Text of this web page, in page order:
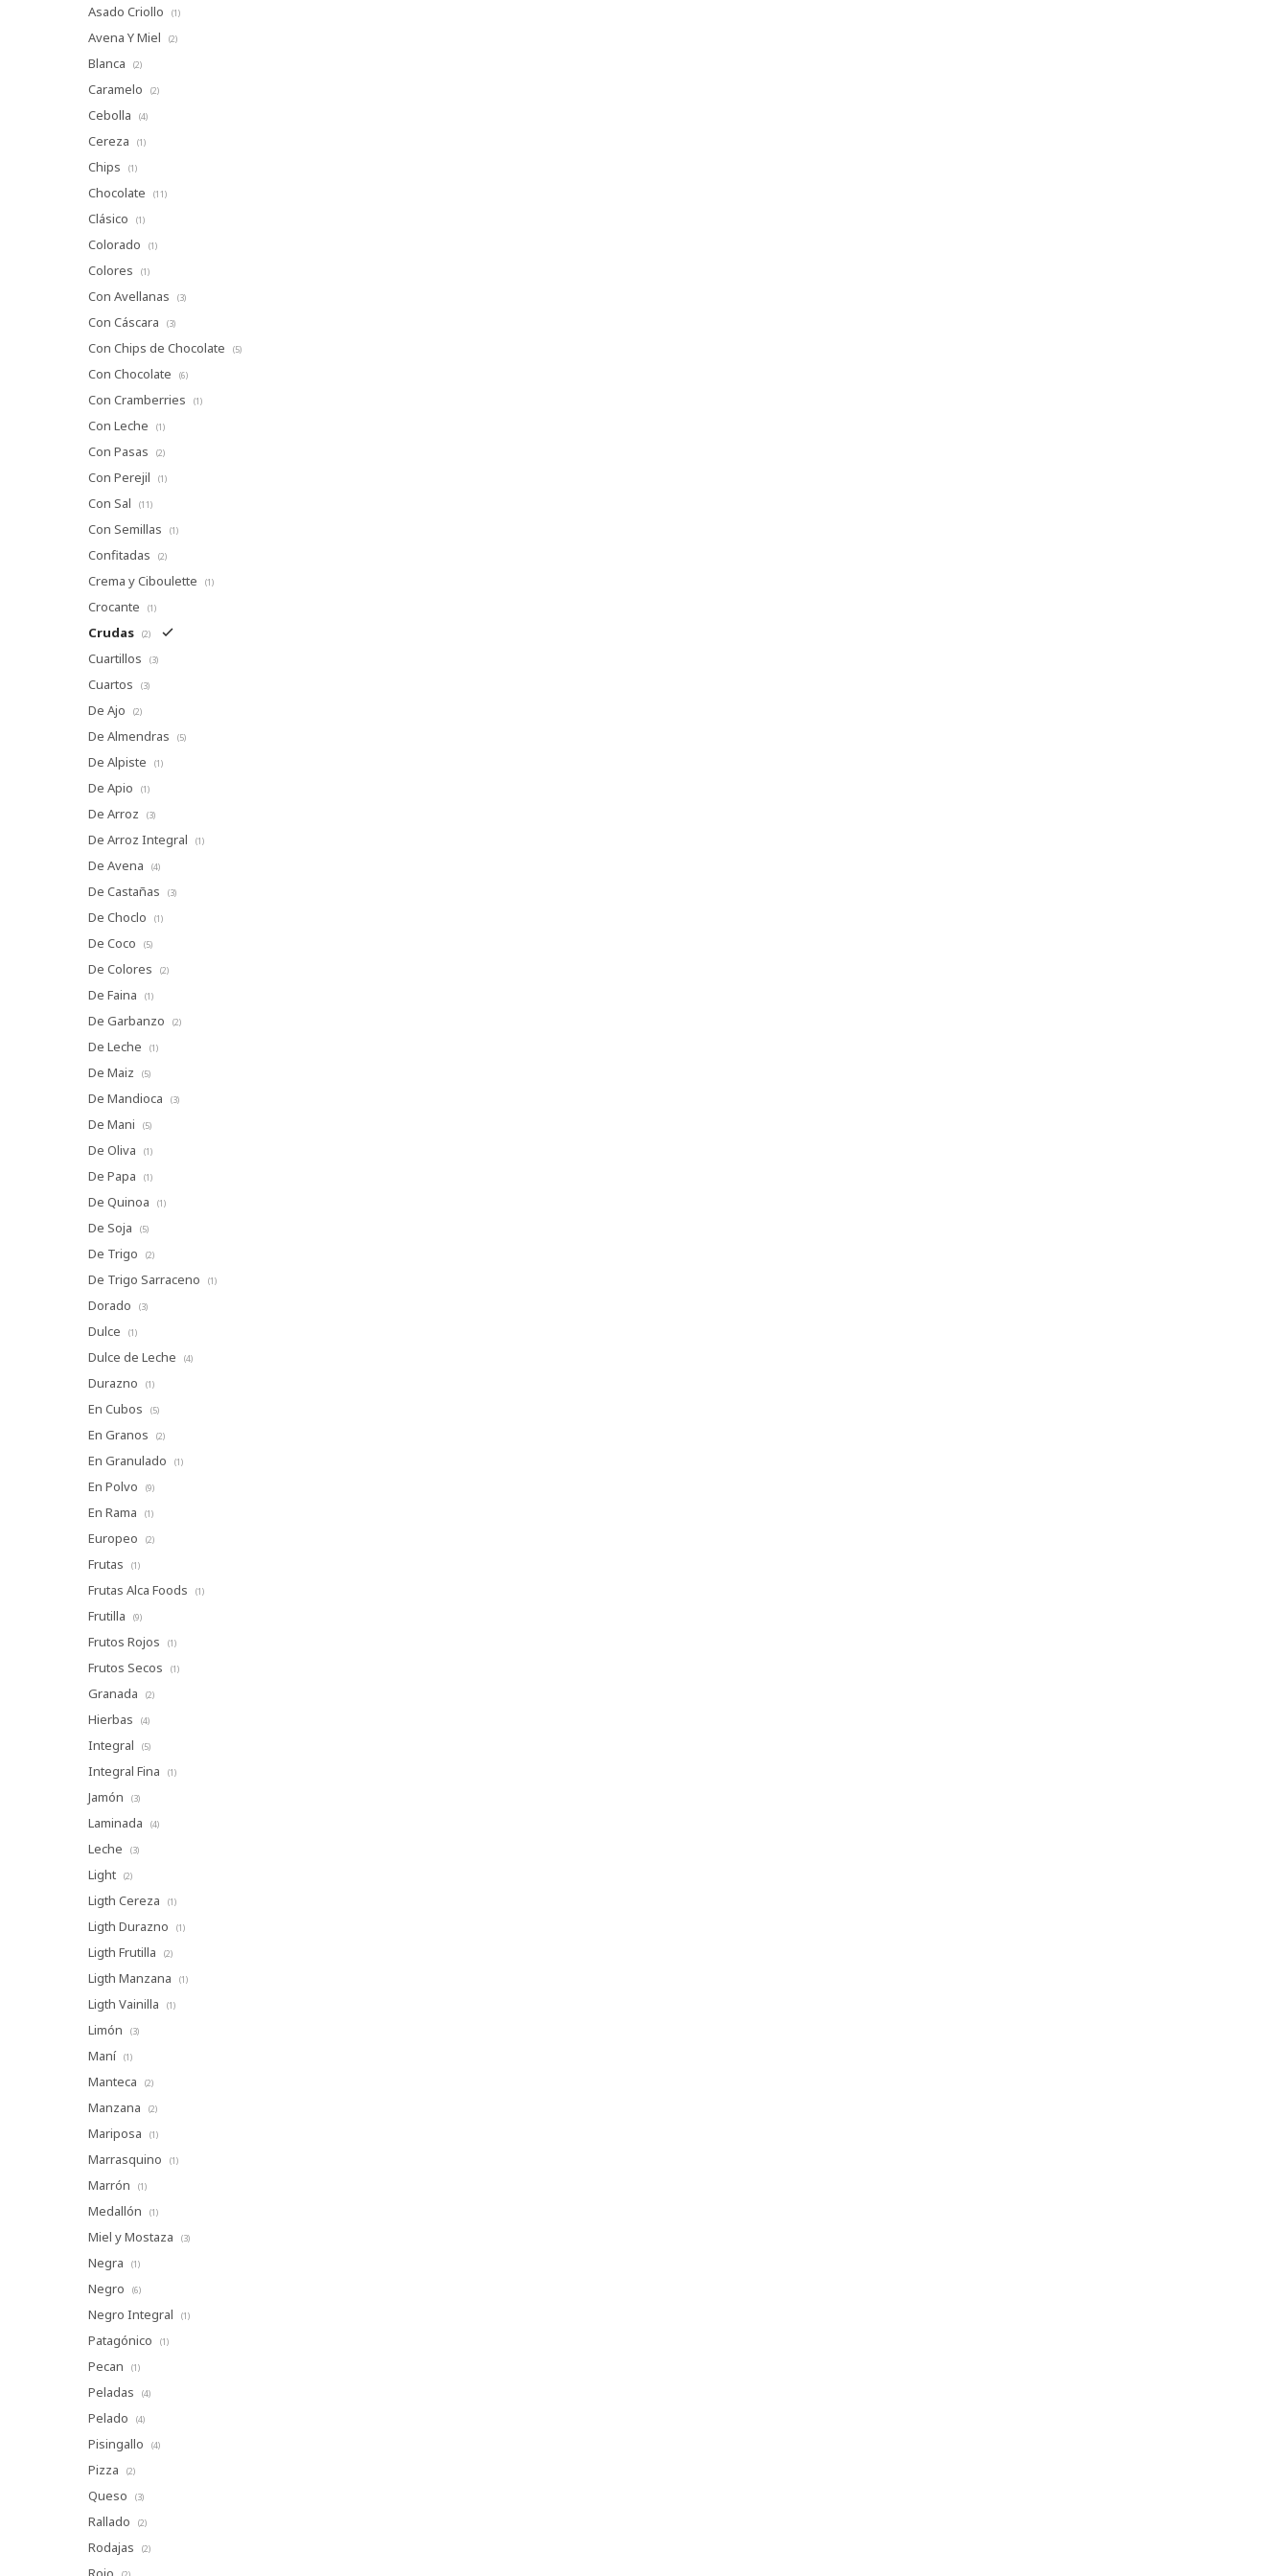
Asado Criollo (1)
Avena Y Miel (2)
Blanca (2)
Caramelo (2)
Cebolla (4)
Cereza (1)
Chips (1)
Chocolate (11)
Clásico (1)
Colorado (1)
Colores (1)
Con Avellanas (3)
Con Cáscara (3)
Con Chips de Chocolate (5)
Con Chocolate (6)
Con Cramberries (1)
Con Leche (1)
Con Pasas (2)
Con Perejil (1)
Con Sal (11)
Con Semillas (1)
Confitadas (2)
Crema y Ciboulette (1)
Crocante (1)
Crudas (2)
Cuartillos (3)
Cuartos (3)
De Ajo (2)
De Almendras (5)
De Alpiste (1)
De Apio (1)
De Arroz (3)
De Arroz Integral (1)
De Avena (4)
De Castañas (3)
De Choclo (1)
De Coco (5)
De Colores (2)
De Faina (1)
De Garbanzo (2)
De Leche (1)
De Maiz (5)
De Mandioca (3)
De Mani (5)
De Oliva (1)
De Papa (1)
De Quinoa (1)
De Soja (5)
De Trigo (2)
De Trigo Sarraceno (1)
Dorado (3)
Dulce (1)
Dulce de Leche (4)
Durazno (1)
En Cubos (5)
En Granos (2)
En Granulado (1)
En Polvo (9)
En Rama (1)
Europeo (2)
Frutas (1)
Frutas Alca Foods (1)
Frutilla (9)
Frutos Rojos (1)
Frutos Secos (1)
Granada (2)
Hierbas (4)
Integral (5)
Integral Fina (1)
Jamón (3)
Laminada (4)
Leche (3)
Light (2)
Ligth Cereza (1)
Ligth Durazno (1)
Ligth Frutilla (2)
Ligth Manzana (1)
Ligth Vainilla (1)
Limón (3)
Maní (1)
Manteca (2)
Manzana (2)
Mariposa (1)
Marrasquino (1)
Marrón (1)
Medallón (1)
Miel y Mostaza (3)
Negra (1)
Negro (6)
Negro Integral (1)
Patagónico (1)
Pecan (1)
Peladas (4)
Pelado (4)
Pisingallo (4)
Pizza (2)
Queso (3)
Rallado (2)
Rodajas (2)